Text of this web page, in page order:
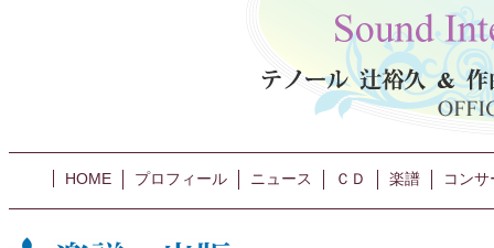
HOME プロフィール ニュース ＣＤ 楽譜 コン